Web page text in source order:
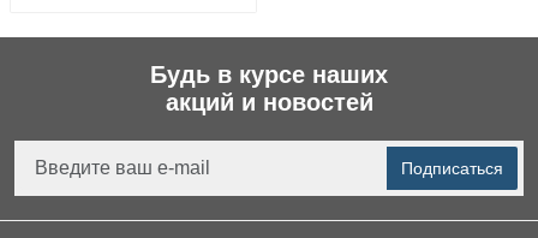
Будь в курсе наших
акций и новостей
Подписаться